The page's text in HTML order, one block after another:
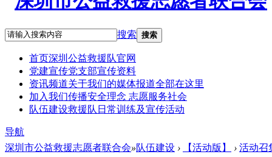
搜索 搜索
首页深圳公益救援队官网
党建宣传党支部宣传资料
资讯频道关于我们的媒体报道全部在这里
加入我们传播安全理念 志愿服务社会
队伍建设救援队日常训练及宣传活动
导航
深圳市公益救援志愿者联合会»队伍建设 › 【活动版】 › 活动召